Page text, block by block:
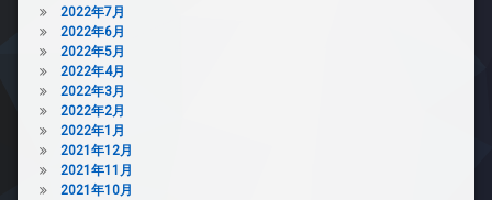
2022年7月
2022年6月
2022年5月
2022年4月
2022年3月
2022年2月
2022年1月
2021年12月
2021年11月
2021年10月